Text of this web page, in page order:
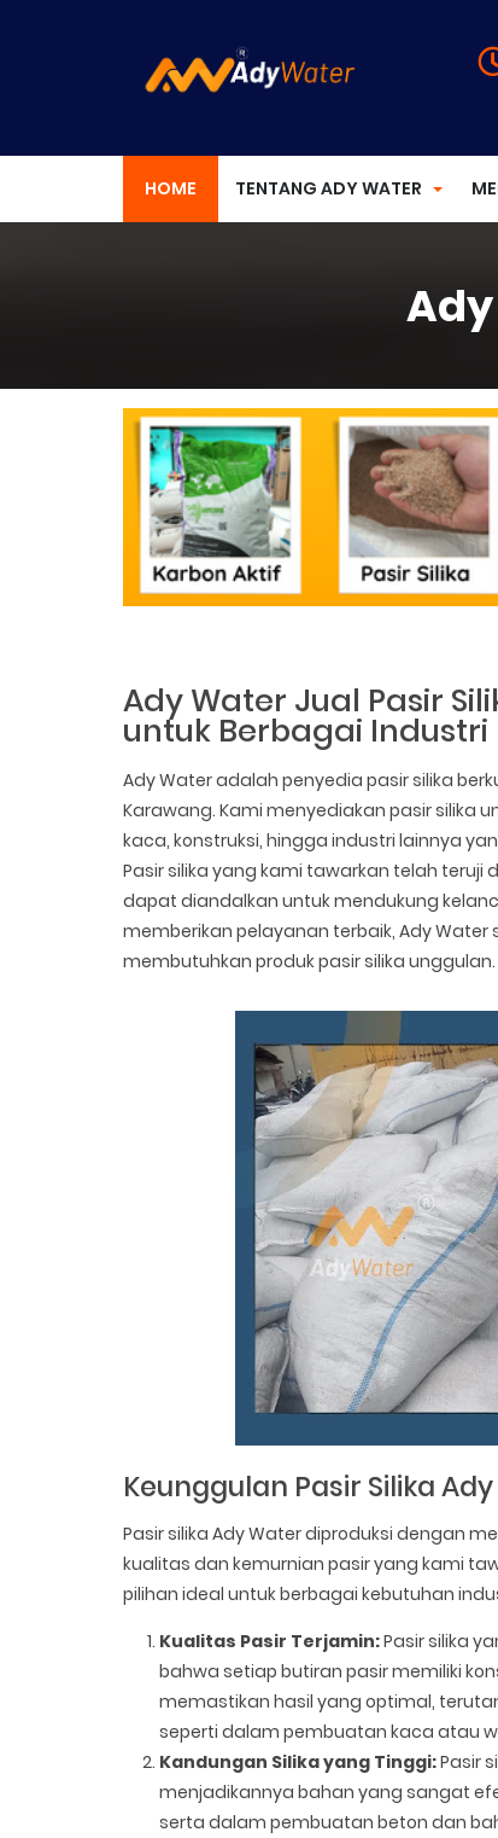
HOME TENTANG ADY WATER
Ady Water Jual Pasir
untuk Berbagai Industri
Ady Water adalah penyedia pasir silika
Karawang. Kami menyediakan pasir silika
kaca, konstruksi, hingga industri lainnya
Pasir silika yang kami tawarkan telah
dapat diandalkan untuk mendukung
memberikan pelayanan terbaik, Ady
membutuhkan produk pasir silika unggulan.
Keunggulan Pasir Silika
Pasir silika Ady Water diproduksi dengan
kualitas dan kemurnian pasir yang kami
pilihan ideal untuk berbagai kebutuhan
Kualitas Pasir Terjamin:Pasir silika
bahwa setiap butiran pasir memiliki
memastikan hasil yang optimal,
seperti dalam pembuatan kaca atau
Kandungan Silika yang Tinggi:Pasir
menjadikannya bahan yang sangat
serta dalam pembuatan beton dan